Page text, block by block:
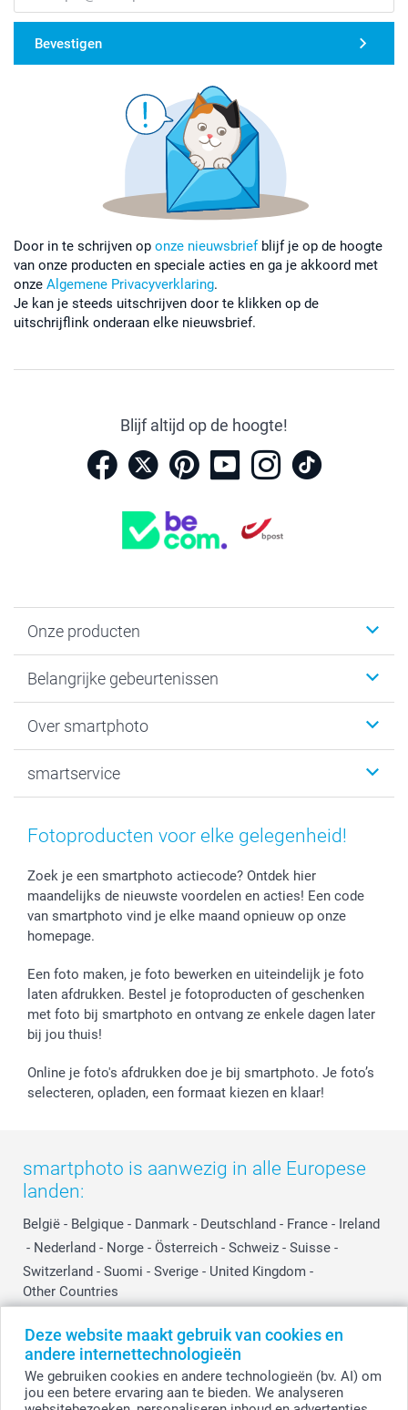
Deze website maakt gebruik van cookies en
andere internettechnologieën
We gebruiken cookies en andere technologieën (bv. AI) om
jou een betere ervaring aan te bieden. We analyseren
Bevestigen
Door in te schrijven op onze nieuwsbrief blijf je op de hoogte
van onze producten en speciale acties en ga je akkoord met
onze Algemene Privacyverklaring.
Je kan je steeds uitschrijven door te klikken op de
uitschrijflink onderaan elke nieuwsbrief.
Blijf altijd op de hoogte!
Onze producten
Fotogeschenken
Fotoprints, Fotoposter & Fotoalbum met fotoprints
MyNameBook
Stickers en Etiketten
Fotokalenders & Fotoagenda's
Belangrijke gebeurtenissen
Baby
Communie- en Lentefeest
Geschenken voor hem
Moederdag
Vaderdag
Verjaardag
Geboorte
Over smartphoto
Duurzaamheid
Voorwaarden
Klachtenregeling
Wettelijke garantie
Privacybeleid
Cookiebeleid
Prijslijst
Jobs & Stages
Investor Relations
smartservice
smartgarantie
Betalingsmogelijkheden
Grote bestellingen
Levering
Mijn orderstatus
smartfriends
Fotoproducten voor elke gelegenheid!
Zoek je een smartphoto actiecode? Ontdek hier
maandelijks de nieuwste voordelen en acties! Een code
van smartphoto vind je elke maand opnieuw op onze
homepage.
Een foto maken, je foto bewerken en uiteindelijk je foto
laten afdrukken. Bestel je fotoproducten of geschenken
met foto bij smartphoto en ontvang ze enkele dagen later
bij jou thuis!
Online je foto's afdrukken doe je bij smartphoto. Je foto’s
selecteren, opladen, een formaat kiezen en klaar!
smartphoto is aanwezig in alle Europese
landen:
België - Belgique - Danmark - Deutschland - France - Ireland
- Nederland - Norge - Österreich - Schweiz - Suisse -
Switzerland - Suomi - Sverige - United Kingdom -
Other Countries
Alle prijzen zijn in EURO (€) inclusief BTW en exclusief verzendkosten.